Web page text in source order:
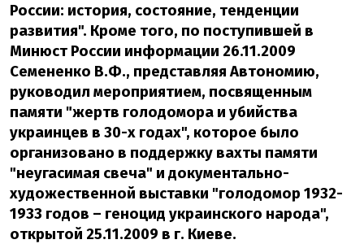
России: история, состояние, тенденции
развития". Кроме того, по поступившей в
Минюст России информации 26.11.2009
Семененко В.Ф., представляя Автономию,
руководил мероприятием, посвященным
памяти "жертв голодомора и убийства
украинцев в 30-х годах", которое было
организовано в поддержку вахты памяти
"неугасимая свеча" и документально-
художественной выставки "голодомор 1932-
1933 годов – геноцид украинского народа",
открытой 25.11.2009 в г. Киеве.